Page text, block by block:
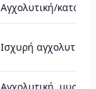
Αγχολυτική/
Ισχυρή